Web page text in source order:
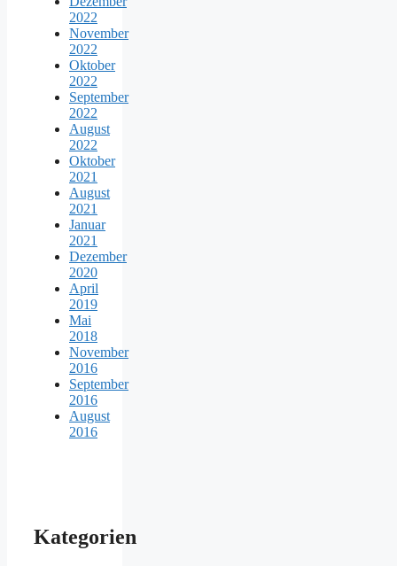
2022
November
2022
Oktober
2022
September
2022
August
2022
Oktober
2021
August
2021
Januar
2021
Dezember
2020
April
2019
Mai
2018
November
2016
September
2016
August
2016
Kategorien